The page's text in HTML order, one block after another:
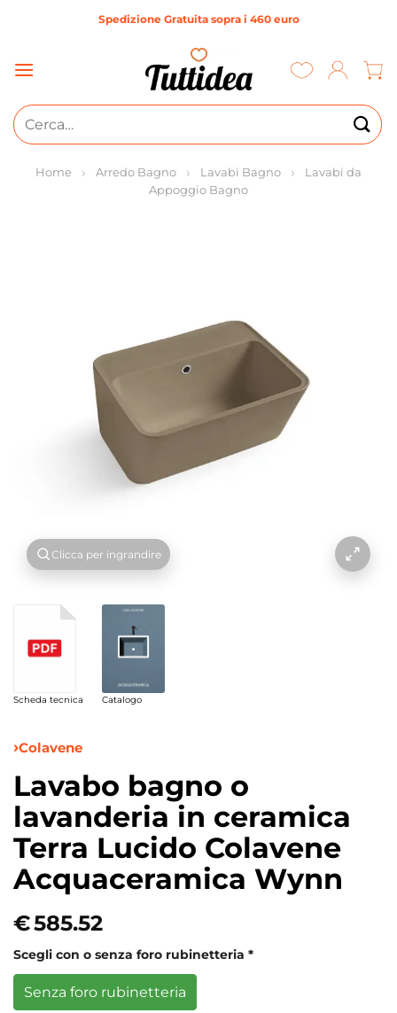
Spedizione Gratuita sopra i 460 euro
Cerca:
Home Arredo Bagno Lavabi Bagno
Lavabi da
Appoggio Bagno
Clicca per ingrandire
Scheda tecnica Catalogo
Colavene
Lavabo bagno o
lavanderia in ceramica
Terra Lucido Colavene
Acquaceramica Wynn
€585.52
Scegli con o senza foro rubinetteria *
Senza foro rubinetteria